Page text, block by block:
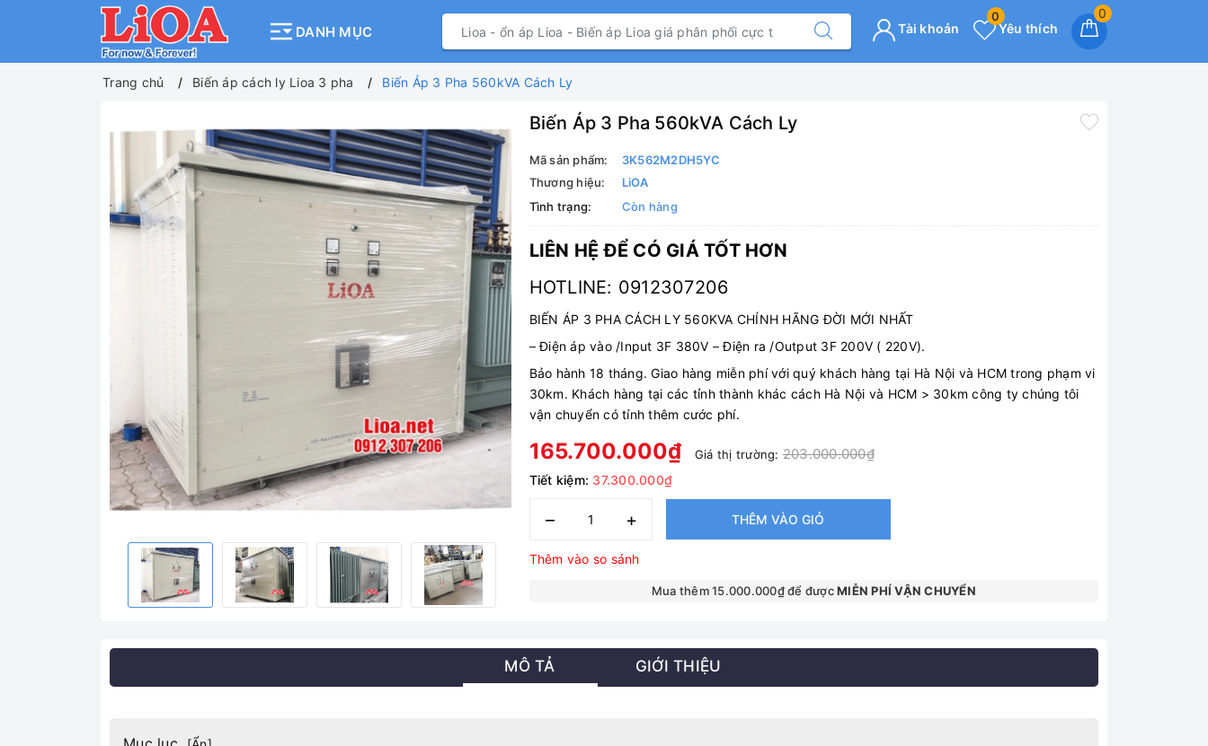
DANH MỤC
0
Yêu thích
0
Tài khoản
Trang chủ Biến áp cách ly Lioa 3 pha Biến Áp 3 Pha 560kVA Cách Ly
Biến Áp 3 Pha 560kVA Cách Ly
Mã sản phẩm:
3K562M2DH5YC
Thương hiệu:
LiOA
Tình trạng:
Còn hàng
LIÊN HỆ ĐỂ CÓ GIÁ TỐT HƠN
HOTLINE: 0912307206
BIẾN ÁP 3 PHA CÁCH LY 560KVA CHÍNH HÃNG ĐỜI MỚI NHẤT
–Điện áp vào /Input 3F 380V –Điện ra /Output 3F 200V ( 220V).
Bảo hành 18 tháng. Giao hàng miễn phí với quý khách hàng tại Hà Nội và HCM trong phạm vi
30km. Khách hàng tại các tỉnh thành khác cách Hà Nội và HCM > 30km công ty chúng tôi
vận chuyển có tính thêm cước phí.
165.700.000₫ Giá thị trường: 203.000.000₫
Tiết kiệm: 37.300.000₫
– + THÊM VÀO GIỎ
Thêm vào so sánh
Mua thêm 15.000.000₫ để đượcMIỄN PHÍ VẬN CHUYỂN
MÔ TẢ GIỚI THIỆU